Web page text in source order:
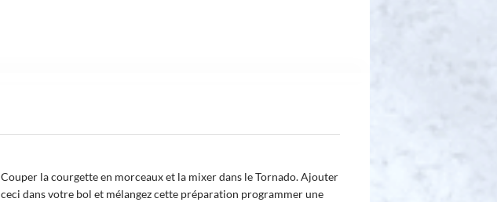
Couper la courgette en morceaux et la mixer dans le Tornado. Ajouter
ceci dans votre bol et mélangez cette préparation programmer une